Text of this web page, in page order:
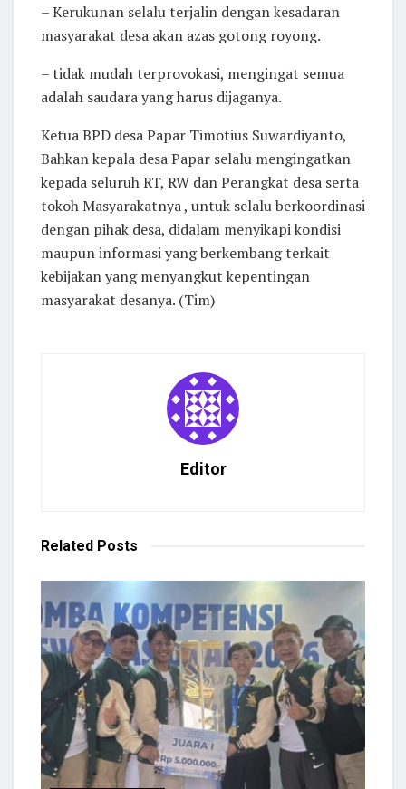
– Kerukunan selalu terjalin dengan kesadaran
masyarakat desa akan azas gotong royong.
– tidak mudah terprovokasi, mengingat semua
adalah saudara yang harus dijaganya.
Ketua BPD desa Papar Timotius Suwardiyanto,
Bahkan kepala desa Papar selalu mengingatkan
kepada seluruh RT, RW dan Perangkat desa serta
tokoh Masyarakatnya , untuk selalu berkoordinasi
dengan pihak desa, didalam menyikapi kondisi
maupun informasi yang berkembang terkait
kebijakan yang menyangkut kepentingan
masyarakat desanya. (Tim)
Editor
Related Posts